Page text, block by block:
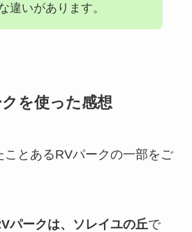
違いがあります。
を使った感想
とあるRVパークの一部をご
パークは、ソレイユの丘で